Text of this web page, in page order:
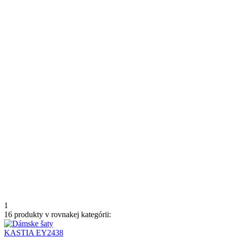
1
16 produkty v rovnakej kategórii: